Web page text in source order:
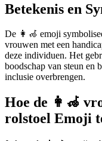
Betekenis en
De 👩‍🦽 emoji
vrouwen met een
deze individuen. Het
boodschap van steun en
inclusie overbrengen.
Hoe de 👩‍🦽
rolstoel Emoji